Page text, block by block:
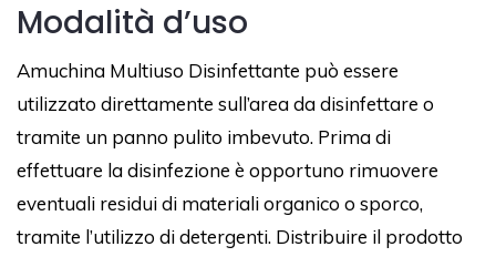
Modalità d’uso
Amuchina Multiuso Disinfettante può essere
utilizzato direttamente sull’area da disinfettare o
tramite un panno pulito imbevuto. Prima di
effettuare la disinfezione è opportuno rimuovere
eventuali residui di materiali organico o sporco,
tramite l’utilizzo di detergenti. Distribuire il prodotto